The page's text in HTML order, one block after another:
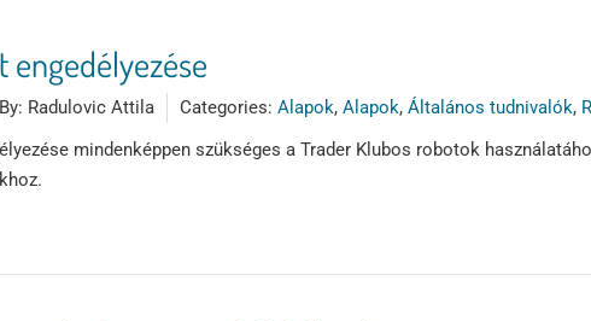
engedélyezése
By: Radulovic Attila Categories: Alapok, Alapok, Általános tudnivalók,
mindenképpen szükséges a Trader Klubos robotok